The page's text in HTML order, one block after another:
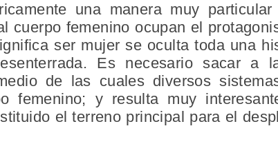
una manera muy
cuerpo femenino ocupan el
ser mujer se oculta toda una
Es necesario sacar a
de las cuales diversos
femenino; y resulta muy
el terreno principal para el